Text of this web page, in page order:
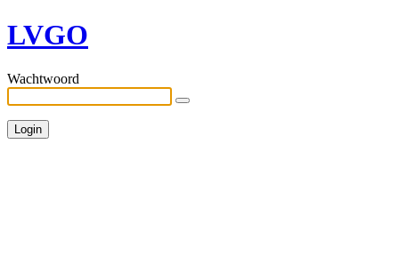
LVGO
Wachtwoord